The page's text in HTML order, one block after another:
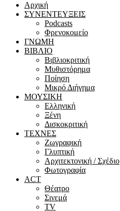
Αρχική
ΣΥΝΕΝΤΕΥΞΕΙΣ
Podcasts
Φρενοκομείο
ΓΝΩΜΗ
ΒΙΒΛΙΟ
Βιβλιοκριτική
Μυθιστόρημα
Ποίηση
Μικρό Διήγημα
ΜΟΥΣΙΚΗ
Ελληνική
Ξένη
Δισκοκριτική
ΤΕΧΝΕΣ
Ζωγραφική
Γλυπτική
Αρχιτεκτονική / Σχέδιο
Φωτογραφία
ACT
Θέατρο
Σινεμά
ΤV